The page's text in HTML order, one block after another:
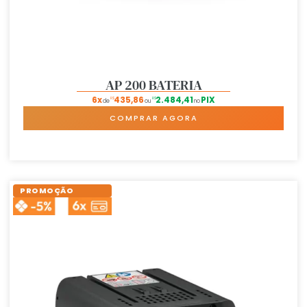
AP 200 BATERIA
6xdeR$435,86ou R$2.484,41noPIX
COMPRAR AGORA
PROMOÇÃO